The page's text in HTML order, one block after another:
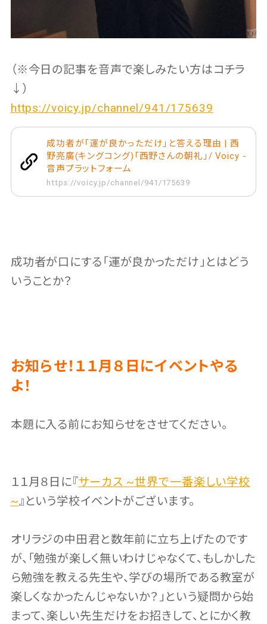
（※今日の記事を音声で楽しみたい方はコチラ
↓）
https://voicy.jp/channel/941/175639
成功者が「運が良かっただけ」と答える理由 | 西
野亮廣(キングコング)「西野さんの朝礼」/ Voicy -
音声プラットフォーム
https://voicy.jp/channel/941/175639
成功者が口にする「運が良かっただけ」とはどう
いうことか？
お知らせ！１１月８日にイベントやる
よ！
本題に入る前にお知らせをさせてください。
１１月８日に『サーカス ~世界で一番楽しい学校
~』という学校イベントがございます。
オリラジの中田君と数年前に立ち上げたのです
が、「勉強が楽しく無いわけじゃなくて、もしかした
ら勉強を教える先生や、学びの場所である教室が
楽しくなかったんじゃないか？」という疑問から始
まって、楽しい先生だけをお招きして、とにかく教